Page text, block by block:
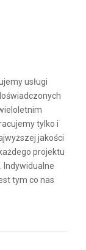
usługi
tylko i
jakości
projektu
Indywidualne
tym co nas